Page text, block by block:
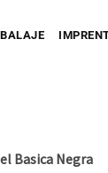
Basica Negra